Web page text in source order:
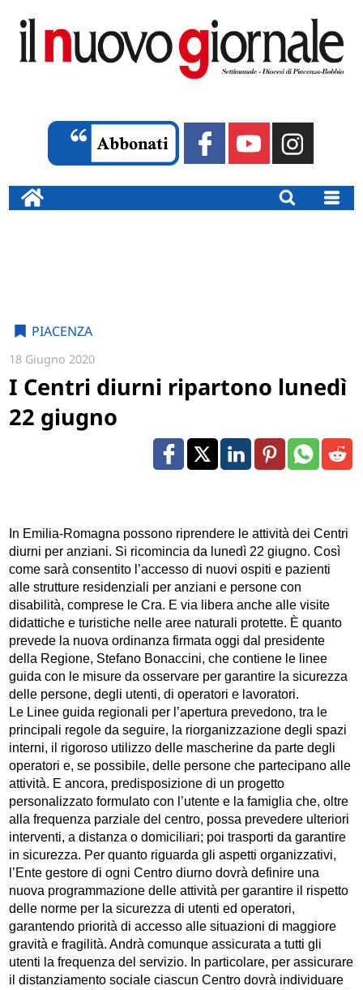
PIACENZA
18 Giugno 2020
I Centri diurni ripartono lunedì
22 giugno
In Emilia-Romagna possono riprendere le attività dei Centri
diurni per anziani. Si ricomincia da lunedì 22 giugno. Così
come sarà consentito l’accesso di nuovi ospiti e pazienti
alle strutture residenziali per anziani e persone con
disabilità, comprese le Cra. E via libera anche alle visite
didattiche e turistiche nelle aree naturali protette. È quanto
prevede la nuova ordinanza firmata oggi dal presidente
della Regione, Stefano Bonaccini, che contiene le linee
guida con le misure da osservare per garantire la sicurezza
delle persone, degli utenti, di operatori e lavoratori.
Le Linee guida regionali per l’apertura prevedono, tra le
principali regole da seguire, la riorganizzazione degli spazi
interni, il rigoroso utilizzo delle mascherine da parte degli
operatori e, se possibile, delle persone che partecipano alle
attività. E ancora, predisposizione di un progetto
personalizzato formulato con l’utente e la famiglia che, oltre
alla frequenza parziale del centro, possa prevedere ulteriori
interventi, a distanza o domiciliari; poi trasporti da garantire
in sicurezza. Per quanto riguarda gli aspetti organizzativi,
l’Ente gestore di ogni Centro diurno dovrà definire una
nuova programmazione delle attività per garantire il rispetto
delle norme per la sicurezza di utenti ed operatori,
garantendo priorità di accesso alle situazioni di maggiore
gravità e fragilità. Andrà comunque assicurata a tutti gli
utenti la frequenza del servizio. In particolare, per assicurare
il distanziamento sociale ciascun Centro dovrà individuare